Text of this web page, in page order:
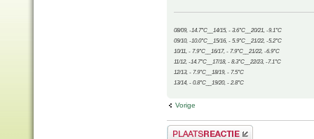
08/09, -14.7°C__14/15, - 3.6°C__20/21, -9.1°C
09/10, -10.0°C__15/16, - 5.9°C__21/22, -5.2°C
10/11, - 7.9°C__16/17, - 7.9°C__21/22, -6.9°C
11/12, -14.7°C__17/18, - 8.3°C__22/23, -7.1°C
12/13, - 7.9°C__18/19, - 7.5°C
13/14, - 0.8°C__19/20, - 2.8°C
Vorige
Plaats een reactie